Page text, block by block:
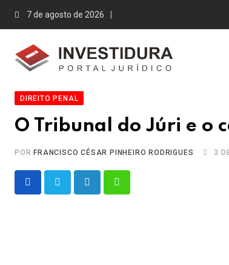
7 de agosto de 2026
DIREITO PENAL
O Tribunal do Júri e o
PORFRANCISCO CÉSAR PINHEIRO RODRIGUES 3
LinkedInWhatsapp